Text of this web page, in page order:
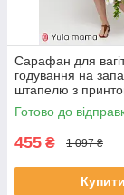
Сарафан для
годування на
штапелю з
SF-21.08, розмір S
Готово до
455 ₴ 1 097 ₴
Купити